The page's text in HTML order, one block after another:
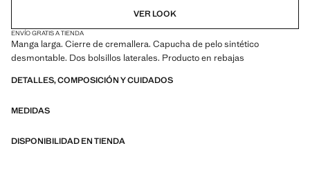
VER LOOK
ENVÍO GRATIS A TIENDA
Manga larga. Cierre de cremallera. Capucha de pelo sintético
desmontable. Dos bolsillos laterales. Producto en rebajas
DETALLES, COMPOSICIÓN Y CUIDADOS
MEDIDAS
DISPONIBILIDAD EN TIENDA